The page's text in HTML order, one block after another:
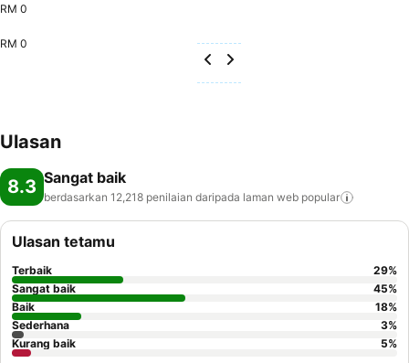
RM 0
RM 0
Ulasan
8.3 Sangat baik
berdasarkan 12,218 penilaian daripada laman web popular
Ulasan tetamu
Terbaik 29%
Sangat baik
45%
Baik
18%
Sederhana
3%
Kurang baik
5%